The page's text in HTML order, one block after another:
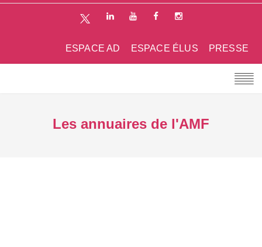
PRESSE
ESPACE ÉLUS
ESPACE AD
Les annuaires de l'AMF